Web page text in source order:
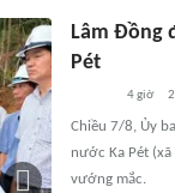
Lâm Đồng
Pét
4 giờ 2
Chiều 7/8, Ủy
nước Ka Pét
vướng mắc.